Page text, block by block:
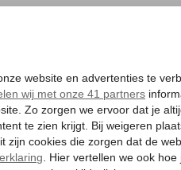
VERRE REIZEN
Gratis annuleren*